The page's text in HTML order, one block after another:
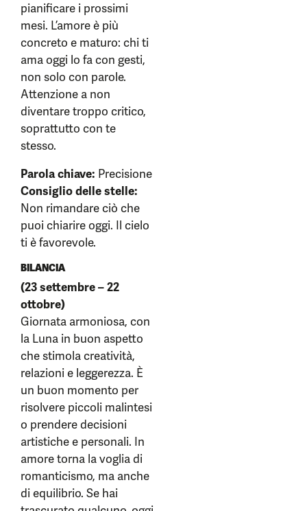
pianificare i prossimi
mesi. L’amore è più
concreto e maturo: chi ti
ama oggi lo fa con gesti,
non solo con parole.
Attenzione a non
diventare troppo critico,
soprattutto con te
stesso.
Parola chiave: Precisione
Consiglio delle stelle:
Non rimandare ciò che
puoi chiarire oggi. Il cielo
ti è favorevole.
BILANCIA
(23 settembre – 22
ottobre)
Giornata armoniosa, con
la Luna in buon aspetto
che stimola creatività,
relazioni e leggerezza. È
un buon momento per
risolvere piccoli malintesi
o prendere decisioni
artistiche e personali. In
amore torna la voglia di
romanticismo, ma anche
di equilibrio. Se hai